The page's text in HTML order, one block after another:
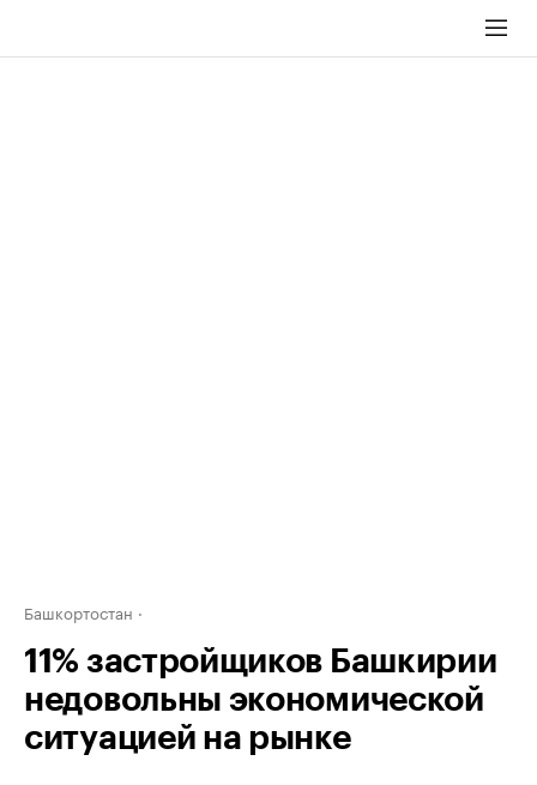
Башкортостан
11% застройщиков Башкирии
недовольны экономической
ситуацией на рынке